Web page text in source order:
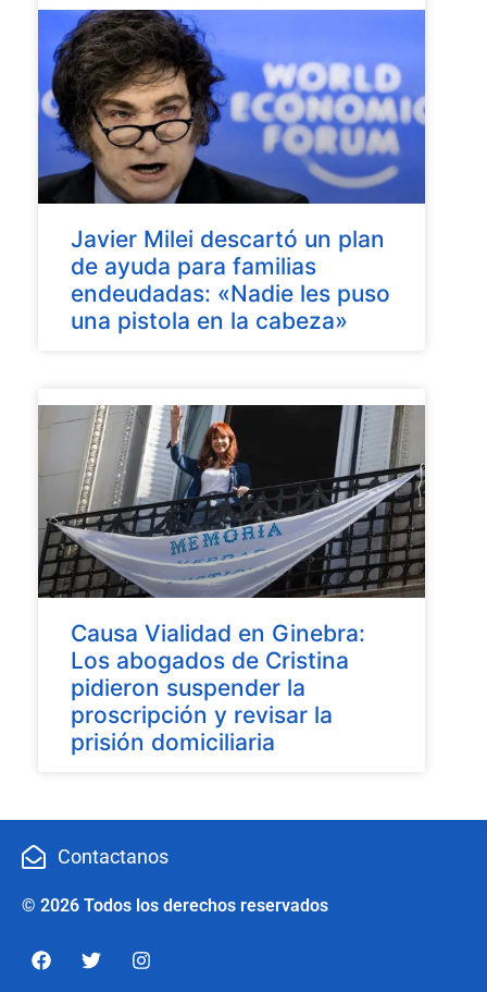
Javier Milei descartó un plan
de ayuda para familias
endeudadas: «Nadie les puso
una pistola en la cabeza»
Causa Vialidad en Ginebra:
Los abogados de Cristina
pidieron suspender la
proscripción y revisar la
prisión domiciliaria
Contactanos
© 2026 Todos los derechos reservados